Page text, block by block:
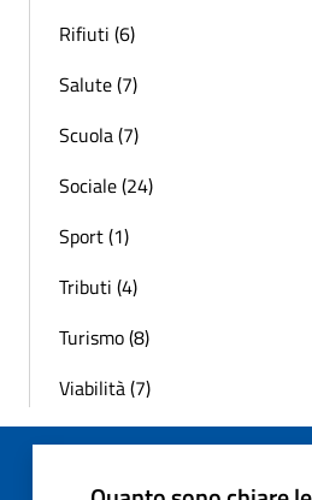
Rifiuti (6)
Salute (7)
Scuola (7)
Sociale (24)
Sport (1)
Tributi (4)
Turismo (8)
Viabilità (7)